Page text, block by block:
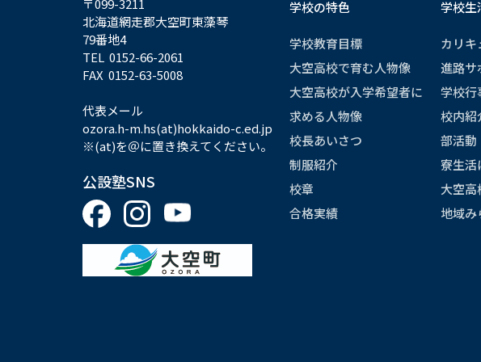
〒099-3211
北海道網走郡大空町東藻琴
79番地4
TEL 0152-66-2061
FAX 0152-63-5008
代表メール
ozora.h-m.hs(at)hokkaido-c.ed.jp
※(at)を＠に置き換えてください。
公設塾SNS
学校の特色
学校教育目標
大空高校で育む人物像
大空高校が入学希望者に
求める人物像
校長あいさつ
制服紹介
校章
合格実績
学校生
カリキ
進路サ
学校行
校内紹
部活動
寮生活
大空高
地域み